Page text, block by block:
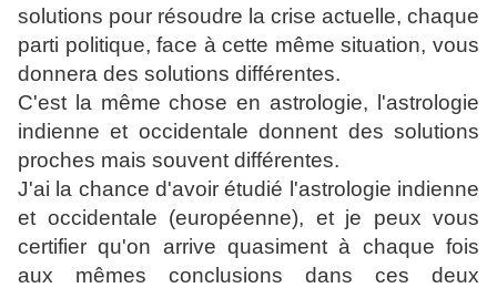
solutions pour résoudre la crise actuelle, chaque
parti politique, face à cette même situation, vous
donnera des solutions différentes.
C'est la même chose en astrologie, l'astrologie
indienne et occidentale donnent des solutions
proches mais souvent différentes.
J'ai la chance d'avoir étudié l'astrologie indienne
et occidentale (européenne), et je peux vous
certifier qu'on arrive quasiment à chaque fois
aux mêmes conclusions dans ces deux